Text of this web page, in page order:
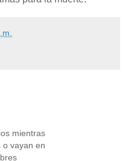
mientras
o vayan en